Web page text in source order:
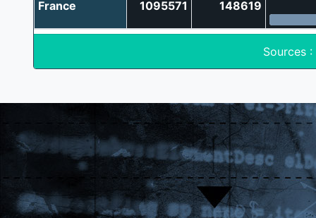
France 1095571 148619
Sources :